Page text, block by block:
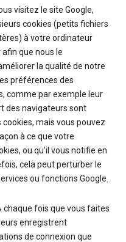
visitez le site Google,
cookies (petits fichiers
à votre ordinateur
que nous le
la qualité de notre
préférences des
comme par exemple leur
des navigateurs sont
mais vous pouvez
à ce que votre
ou qu’il vous notifie en
cela peut perturber le
ou fonctions Google.
chaque fois que vous faites
enregistrent
de connexion que